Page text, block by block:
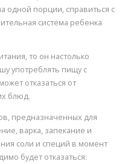
одной порции, справиться с
система ребенка
то он настолько
употреблять пищу с
отказаться от
блюд.
предназначенных для
варка, запекание и
соли и специй в момент
будет отказаться: